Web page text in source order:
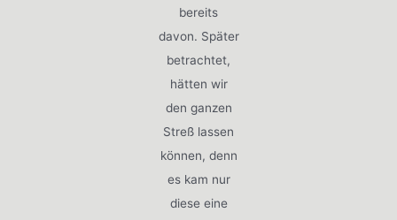
bereits
davon. Später
betrachtet,
hätten wir
den ganzen
Streß lassen
können, denn
es kam nur
diese eine